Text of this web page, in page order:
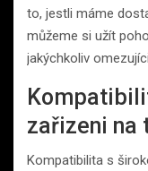
to, jestli máme
můžeme si užít
jakýchkoliv
zařizeni na
Kompatibilita s